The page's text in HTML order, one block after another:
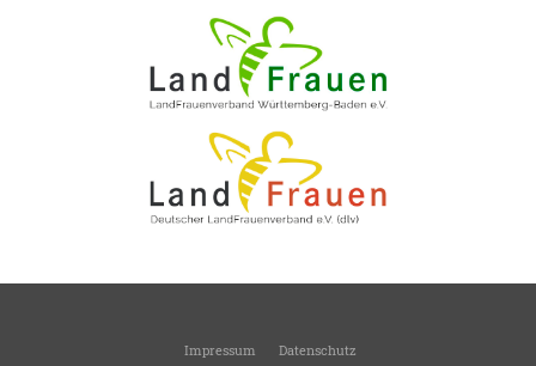
Impressum
Datenschutz